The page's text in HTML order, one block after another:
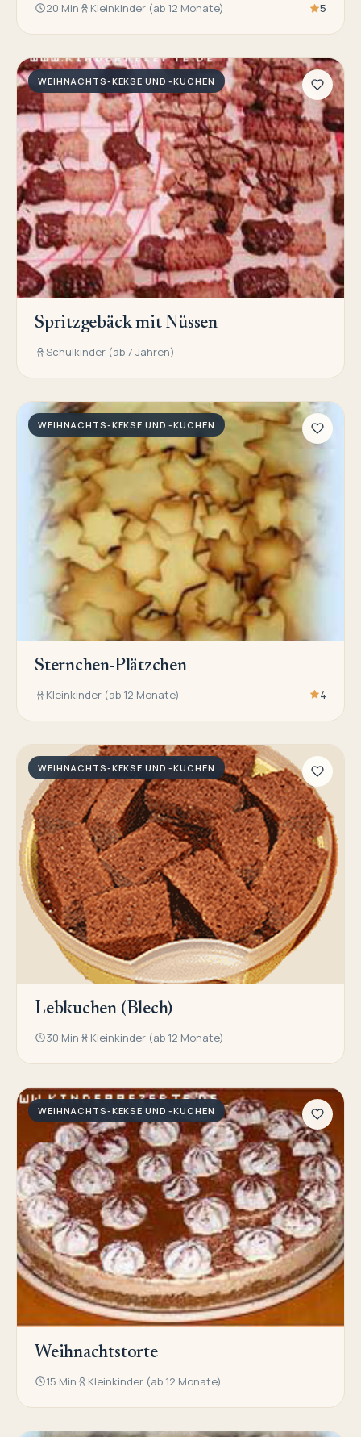
20 Min Kleinkinder (ab 12 Monate) 5
WEIHNACHTS-KEKSE UND -KUCHEN
Spritzgebäck mit Nüssen
Schulkinder (ab 7 Jahren)
WEIHNACHTS-KEKSE UND -KUCHEN
Sternchen-Plätzchen
Kleinkinder (ab 12 Monate) 4
WEIHNACHTS-KEKSE UND -KUCHEN
Lebkuchen (Blech)
30 Min Kleinkinder (ab 12 Monate)
WEIHNACHTS-KEKSE UND -KUCHEN
Weihnachtstorte
15 Min Kleinkinder (ab 12 Monate)